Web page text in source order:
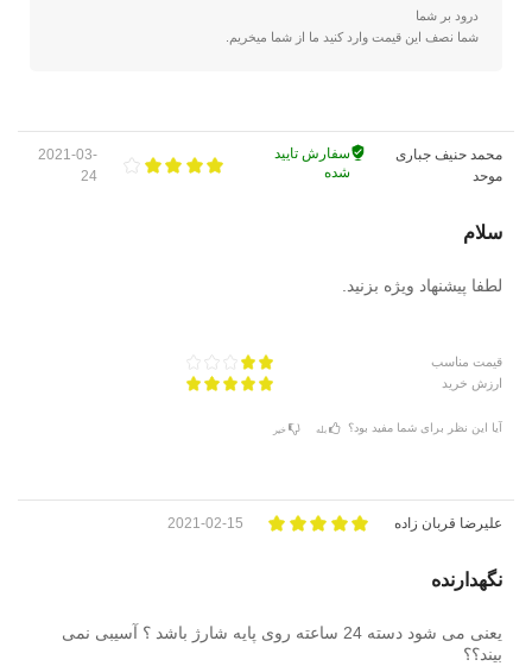
درود بر شما
شما نصف این قیمت وارد کنید ما از شما میخریم.
محمد حنیف جباری
موحد
سفارش تایید
شده
2021-03-
24
سلام
لطفا پیشنهاد ویژه بزنید.
قیمت مناسب
ارزش خرید
آیا این نظر برای شما مفید بود؟ بله خیر
علیرضا قربان زاده 2021-02-15
نگهدارنده
یعنی می شود دسته 24 ساعته روی پایه شارژ باشد ؟ آسیبی نمی
بیند؟؟